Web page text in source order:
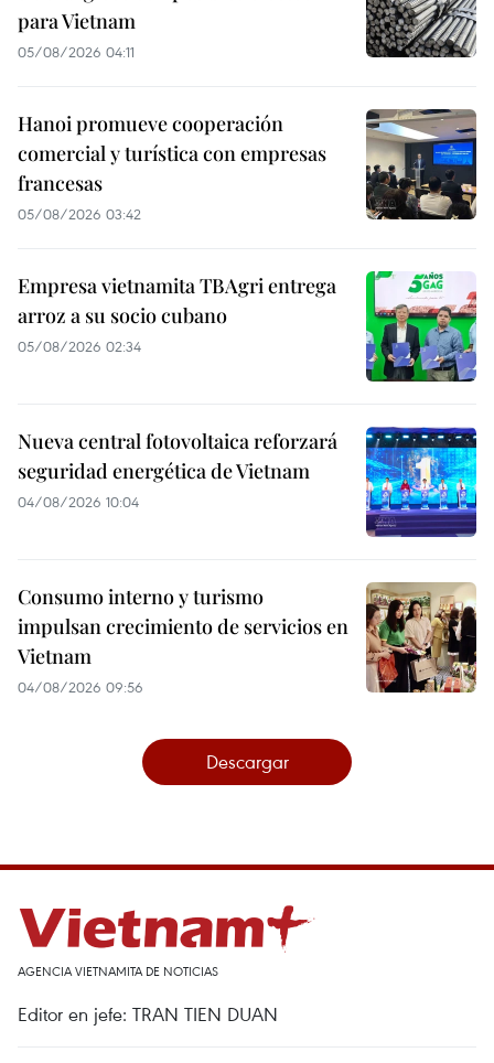
para Vietnam
05/08/2026 04:11
Hanoi promueve cooperación
comercial y turística con empresas
francesas
05/08/2026 03:42
Empresa vietnamita TBAgri entrega
arroz a su socio cubano
05/08/2026 02:34
Nueva central fotovoltaica reforzará
seguridad energética de Vietnam
04/08/2026 10:04
Consumo interno y turismo
impulsan crecimiento de servicios en
Vietnam
04/08/2026 09:56
Descargar
AGENCIA VIETNAMITA DE NOTICIAS
Editor en jefe: TRAN TIEN DUAN